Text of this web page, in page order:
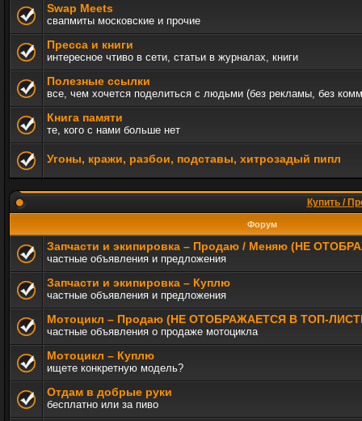
Swap Meets
свапмиты московские и прочие
Пресса и книги
интересное чтиво в сети, статьи в журналах, книги
Полезные ссылки
все, чем хочется поделиться с людьми (без рекламы, без
Книга памяти
те, кого с нами больше нет
Угоны, кражи, разбои, подставы, хитрозадый пипл
Купить /
Форум
Запчасти и экипировка – Продаю / Меняю (НЕ
частные объявления и предложения
Запчасти и экипировка – Куплю
частные объявления и предложения
Мотоцикл – Продаю (НЕ ОТОБРАЖАЕТСЯ В ТОП-
частные объявления о продаже мотоцикла
Мотоцикл – Куплю
ищете конкретную модель?
Отдам в добрые руки
бесплатно или за пиво